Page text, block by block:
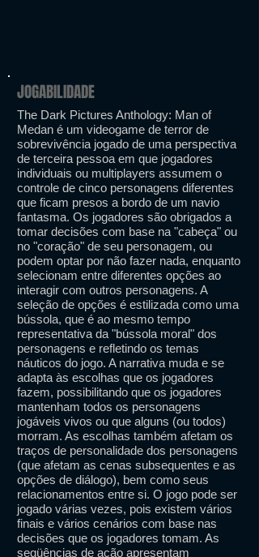
JOGABILIDADE
The Dark Pictures Anthology: Man of
Medan é um videogame de terror de
sobrevivência jogado de uma perspectiva
de terceira pessoa em que jogadores
individuais ou multiplayers assumem o
controle de cinco personagens diferentes
que ficam presos a bordo de um navio
fantasma. Os jogadores são obrigados a
tomar decisões com base na "cabeça" ou
no "coração" de seu personagem, ou
podem optar por não fazer nada, enquanto
selecionam entre diferentes opções ao
interagir com outros personagens. A
seleção de opções é estilizada como uma
bússola, que é ao mesmo tempo
representativa da "bússola moral" dos
personagens e refletindo os temas
náuticos do jogo. A narrativa muda e se
adapta às escolhas que os jogadores
fazem, possibilitando que os jogadores
mantenham todos os personagens
jogáveis ​​vivos ou que alguns (ou todos)
morram. As escolhas também afetam os
traços de personalidade dos personagens
(que afetam as cenas subsequentes e as
opções de diálogo), bem como seus
relacionamentos entre si. O jogo pode ser
jogado várias vezes, pois existem vários
finais e vários cenários com base nas
decisões que os jogadores tomam. As
seqüências de ação apresentam